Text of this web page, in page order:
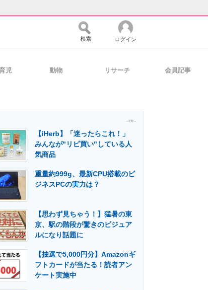
ティ マーケ×ITの今がよく分かる
支援
ィア 建設×テクノロジーの最前線
検索 ログイン
児 動物 リサーチ 会員記事
- PR -
【iHerb】「迷ったらこれ！」
みんなが"リピ買い"している人
気商品
重量約999g、最新CPU搭載のビ
ジネスPCの実力は？
【思わず見ちゃう！】猛暑の東
京、駅の階段が驚きのビジュア
ルになり話題に
【抽選で5,000円分】Amazonギ
フトカードが当たる！読者アン
ケート実施中